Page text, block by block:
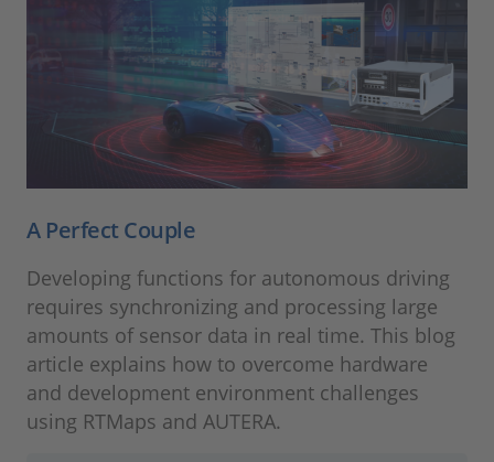
A Perfect Couple
Developing functions for autonomous driving
requires synchronizing and processing large
amounts of sensor data in real time. This blog
article explains how to overcome hardware
and development environment challenges
using RTMaps and AUTERA.